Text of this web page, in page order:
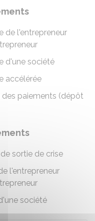
de l'entrepreneur
d'une société
accélérée
paiements (dépôt
sortie de crise
l'entrepreneur
société